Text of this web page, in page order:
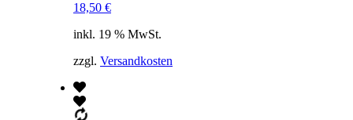
18,50 €
inkl. 19 % MwSt.
zzgl. Versandkosten